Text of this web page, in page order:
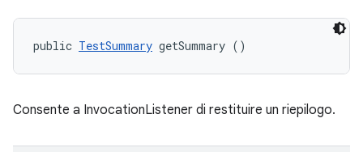
public TestSummary getSummary ()
Consente a InvocationListener di restituire un riepilogo.